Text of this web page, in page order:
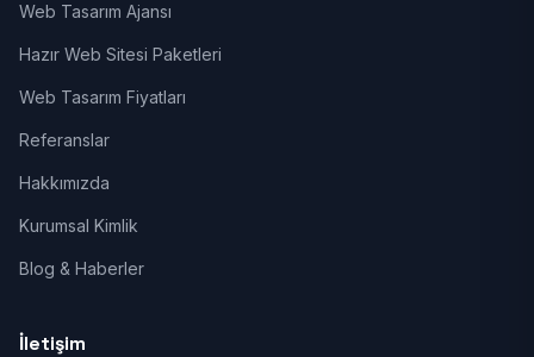
Web Tasarım Ajansı
Hazır Web Sitesi Paketleri
Web Tasarım Fiyatları
Referanslar
Hakkımızda
Kurumsal Kimlik
Blog & Haberler
İletişim